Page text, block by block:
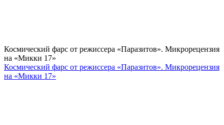
Космический фарс от режиссера «Паразитов». Микрорецензия
на «Микки 17»
Космический фарс от режиссера «Паразитов». Микрорецензия
на «Микки 17»